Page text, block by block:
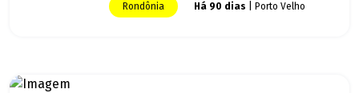
Rondônia Há 90 dias | Porto Velho